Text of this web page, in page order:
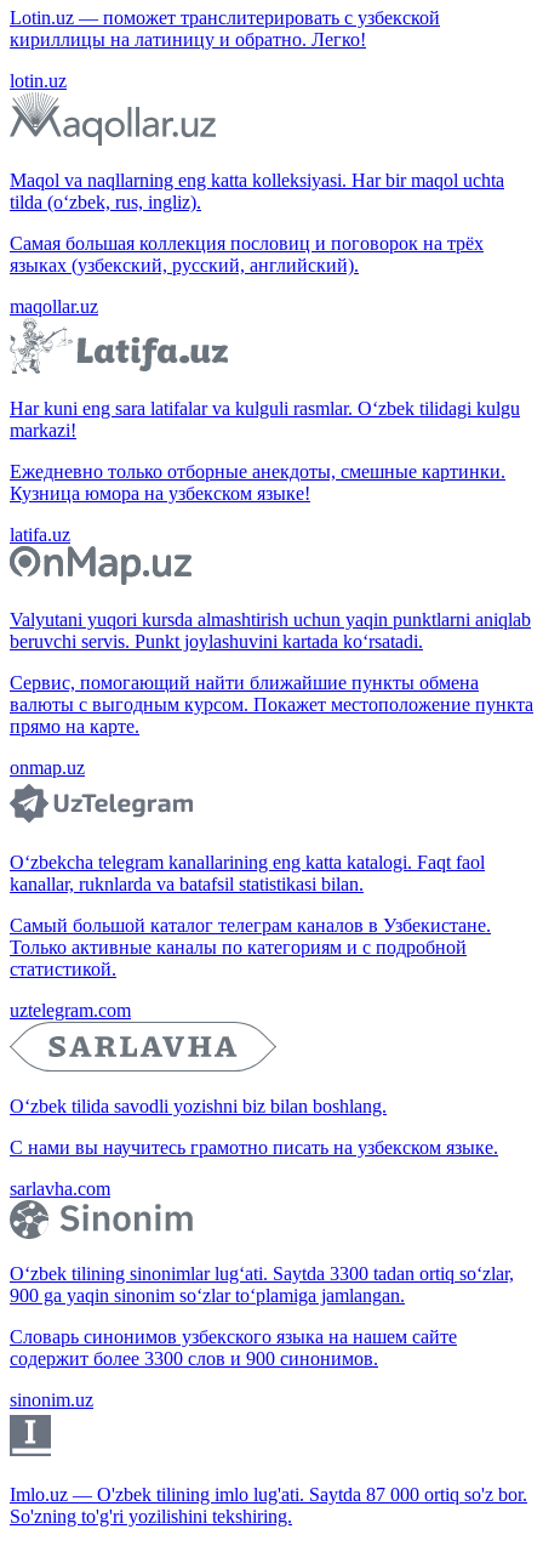
Lotin.uz — поможет транслитерировать с узбекской
кириллицы на латиницу и обратно. Легко!
lotin.uz
Maqol va naqllarning eng katta kolleksiyasi. Har bir maqol uchta
tilda (o‘zbek, rus, ingliz).
Самая большая коллекция пословиц и поговорок на трёх
языках (узбекский, русский, английский).
maqollar.uz
Har kuni eng sara latifalar va kulguli rasmlar. O‘zbek tilidagi kulgu
markazi!
Ежедневно только отборные анекдоты, смешные картинки.
Кузница юмора на узбекском языке!
latifa.uz
Valyutani yuqori kursda almashtirish uchun yaqin punktlarni aniqlab
beruvchi servis. Punkt joylashuvini kartada ko‘rsatadi.
Сервис, помогающий найти ближайшие пункты обмена
валюты с выгодным курсом. Покажет местоположение пункта
прямо на карте.
onmap.uz
O‘zbekcha telegram kanallarining eng katta katalogi. Faqt faol
kanallar, ruknlarda va batafsil statistikasi bilan.
Самый большой каталог телеграм каналов в Узбекистане.
Только активные каналы по категориям и с подробной
статистикой.
uztelegram.com
O‘zbek tilida savodli yozishni biz bilan boshlang.
С нами вы научитесь грамотно писать на узбекском языке.
sarlavha.com
O‘zbek tilining sinonimlar lug‘ati. Saytda 3300 tadan ortiq so‘zlar,
900 ga yaqin sinonim so‘zlar to‘plamiga jamlangan.
Словарь синонимов узбекского языка на нашем сайте
содержит более 3300 слов и 900 синонимов.
sinonim.uz
Imlo.uz — O'zbek tilining imlo lug'ati. Saytda 87 000 ortiq so'z bor.
So'zning to'g'ri yozilishini tekshiring.